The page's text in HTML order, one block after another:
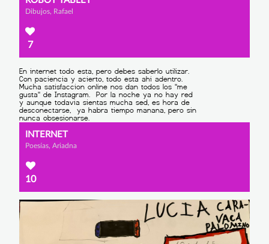
Dibujos, Rafael
7
INTERNET
Poesías, Ariadna
10